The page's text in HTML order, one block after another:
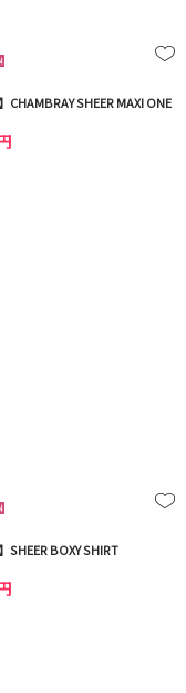
CHAMBRAY SHEER MAXI ONE
SHEER BOXY SHIRT